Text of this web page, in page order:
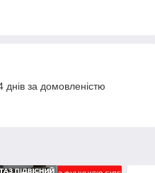
за домовленістю